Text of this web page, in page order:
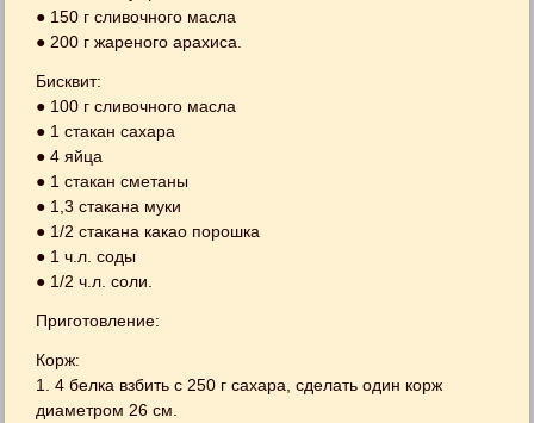
● 150 г сливочного масла
● 200 г жареного арахиса.
Бисквит:
● 100 г сливочного масла
● 1 стакан сахара
● 4 яйца
● 1 стакан сметаны
● 1,3 стакана муки
● 1/2 стакана какао порошка
● 1 ч.л. соды
● 1/2 ч.л. соли.
Приготовление:
Корж:
1. 4 белка взбить с 250 г сахара, сделать один корж
диаметром 26 см.